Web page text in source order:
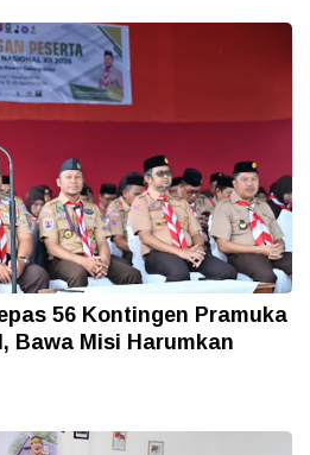
56 Kontingen Pramuka
Bawa Misi Harumkan